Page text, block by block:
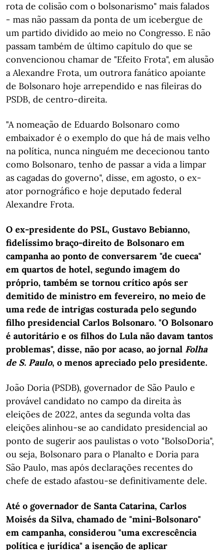
rota de colisão com o bolsonarismo" mais falados
- mas não passam da ponta de um icebergue de
um partido dividido ao meio no Congresso. E não
passam também de último capítulo do que se
convencionou chamar de "Efeito Frota", em alusão
a Alexandre Frota, um outrora fanático apoiante
de Bolsonaro hoje arrependido e nas fileiras do
PSDB, de centro-direita.
"A nomeação de Eduardo Bolsonaro como
embaixador é o exemplo do que há de mais velho
na política, nunca ninguém me dececionou tanto
como Bolsonaro, tenho de passar a vida a limpar
as cagadas do governo", disse, em agosto, o ex-
ator pornográfico e hoje deputado federal
Alexandre Frota.
O ex-presidente do PSL, Gustavo Bebianno,
fidelíssimo braço-direito de Bolsonaro em
campanha ao ponto de conversarem "de cueca"
em quartos de hotel, segundo imagem do
próprio, também se tornou crítico após ser
demitido de ministro em fevereiro, no meio de
uma rede de intrigas costurada pelo segundo
filho presidencial Carlos Bolsonaro. "O Bolsonaro
é autoritário e os filhos do Lula não davam tantos
problemas", disse, não por acaso, ao jornal Folha
de S. Paulo, o menos apreciado pelo presidente.
João Doria (PSDB), governador de São Paulo e
provável candidato no campo da direita às
eleições de 2022, antes da segunda volta das
eleições alinhou-se ao candidato presidencial ao
ponto de sugerir aos paulistas o voto "BolsoDoria",
ou seja, Bolsonaro para o Planalto e Doria para
São Paulo, mas após declarações recentes do
chefe de estado afastou-se definitivamente dele.
Até o governador de Santa Catarina, Carlos
Moisés da Silva, chamado de "mini-Bolsonaro"
em campanha, considerou "uma excrescência
política e jurídica" a isenção de aplicar